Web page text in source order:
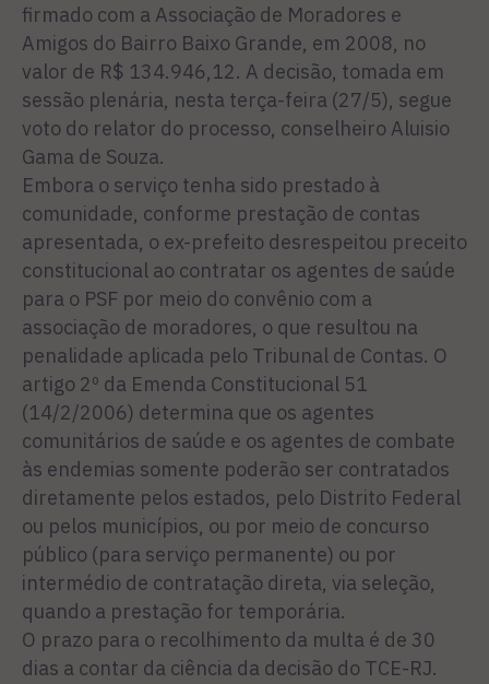
firmado com a Associação de Moradores e
Amigos do Bairro Baixo Grande, em 2008, no
valor de R$ 134.946,12. A decisão, tomada em
sessão plenária, nesta terça-feira (27/5), segue
voto do relator do processo, conselheiro Aluisio
Gama de Souza.
Embora o serviço tenha sido prestado à
comunidade, conforme prestação de contas
apresentada, o ex-prefeito desrespeitou preceito
constitucional ao contratar os agentes de saúde
para o PSF por meio do convênio com a
associação de moradores, o que resultou na
penalidade aplicada pelo Tribunal de Contas. O
artigo 2º da Emenda Constitucional 51
(14/2/2006) determina que os agentes
comunitários de saúde e os agentes de combate
às endemias somente poderão ser contratados
diretamente pelos estados, pelo Distrito Federal
ou pelos municípios, ou por meio de concurso
público (para serviço permanente) ou por
intermédio de contratação direta, via seleção,
quando a prestação for temporária.
O prazo para o recolhimento da multa é de 30
dias a contar da ciência da decisão do TCE-RJ.